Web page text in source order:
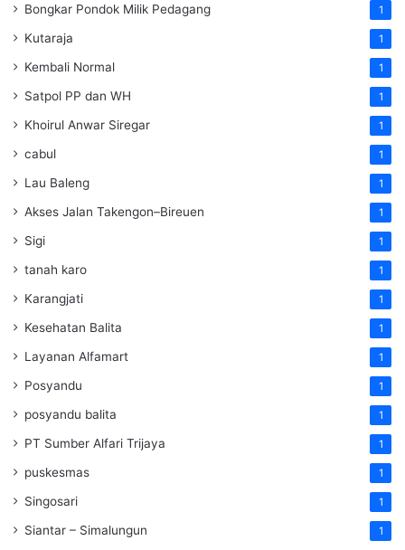
Bongkar Pondok Milik Pedagang 1
Kutaraja 1
Kembali Normal 1
Satpol PP dan WH 1
Khoirul Anwar Siregar 1
cabul 1
Lau Baleng 1
Akses Jalan Takengon–Bireuen 1
Sigi 1
tanah karo 1
Karangjati 1
Kesehatan Balita 1
Layanan Alfamart 1
Posyandu 1
posyandu balita 1
PT Sumber Alfari Trijaya 1
puskesmas 1
Singosari 1
Siantar – Simalungun 1